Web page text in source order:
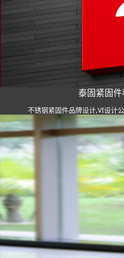
泰固紧固
不锈钢紧固件品牌设计,VI设计